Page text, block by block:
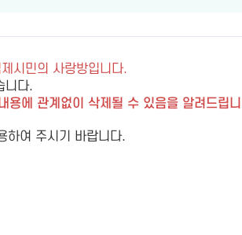
시민의 사랑방입니다.
니다.
용에 관계없이 삭제될 수 있음을 알려드립
하여 주시기 바랍니다.